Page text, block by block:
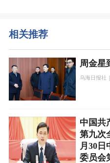
相关推荐
周金星
乌海日报社
中国共
第九次
月30日
委员会